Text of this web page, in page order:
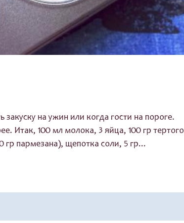
на ужин или когда гости на пороге.
Итак, 100 мл молока, 3 яйца, 100 гр тертого
гр пармезана), щепотка соли, 5 гр...